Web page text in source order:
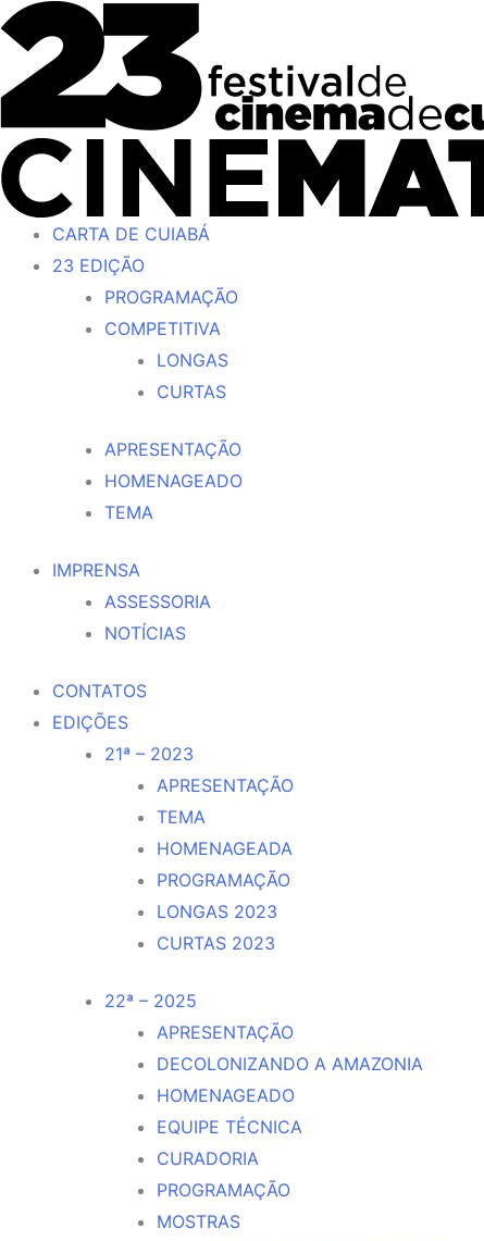
Ir
para
CARTA DE CUIABÁ
23 EDIÇÃO
PROGRAMAÇÃO
COMPETITIVA
LONGAS
CURTAS
APRESENTAÇÃO
HOMENAGEADO
TEMA
IMPRENSA
ASSESSORIA
NOTÍCIAS
CONTATOS
EDIÇÕES
21ª – 2023
APRESENTAÇÃO
TEMA
HOMENAGEADA
PROGRAMAÇÃO
LONGAS 2023
CURTAS 2023
22ª – 2025
APRESENTAÇÃO
DECOLONIZANDO A AMAZONIA
HOMENAGEADO
EQUIPE TÉCNICA
CURADORIA
PROGRAMAÇÃO
MOSTRAS